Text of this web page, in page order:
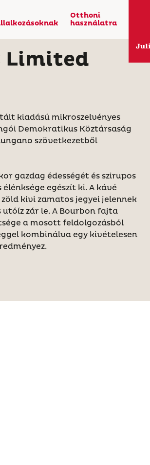
Otthoni
használatra
Limited
kiadású mikroszelvényes
Demokratikus Köztársaság
szövetkezetből
gazdag édességét és szirupos
egészít ki. A kávé
kivi zamatos jegyei jelennek
utóíz zár le. A Bourbon fajta
a mosott feldolgozásból
kombinálva egy kivételesen